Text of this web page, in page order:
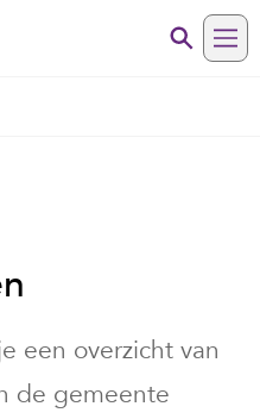
een overzicht van
de gemeente